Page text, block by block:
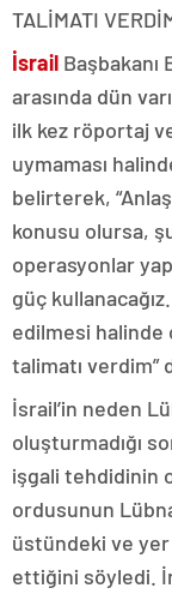
TALİMATI
İsrail
arasında dün
ilk kez röportaj
uymaması
belirterek,
konusu olursa,
operasyonlar
güç
edilmesi halinde
talimatı verdim”
İsrail’in neden
oluşturmadığı
işgali tehdidinin
ordusunun
üstündeki ve yer
ettiğini söyledi.